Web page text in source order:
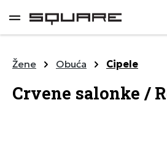
sadržaj
Žene Obuća Cipele
Crvene salonke /